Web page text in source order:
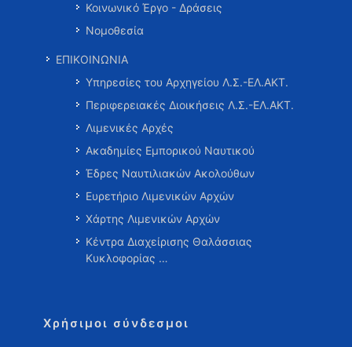
Κοινωνικό Έργο - Δράσεις
Νομοθεσία
ΕΠΙΚΟΙΝΩΝΙΑ
Υπηρεσίες του Αρχηγείου Λ.Σ.-ΕΛ.ΑΚΤ.
Περιφερειακές Διοικήσεις Λ.Σ.-ΕΛ.ΑΚΤ.
Λιμενικές Αρχές
Ακαδημίες Εμπορικού Ναυτικού
Έδρες Ναυτιλιακών Ακολούθων
Ευρετήριο Λιμενικών Αρχών
Χάρτης Λιμενικών Αρχών
Κέντρα Διαχείρισης Θαλάσσιας
Κυκλοφορίας …
Χρήσιμοι σύνδεσμοι